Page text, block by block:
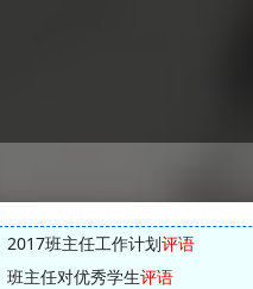
2017班主任工作计划评语
班主任对优秀学生评语